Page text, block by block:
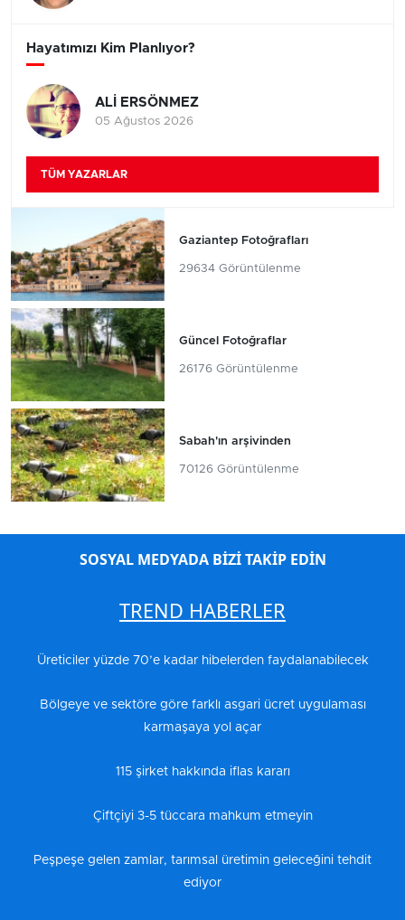
Hayatımızı Kim Planlıyor?
ALİ ERSÖNMEZ
05 Ağustos 2026
TÜM YAZARLAR
Gaziantep Fotoğrafları
29634 Görüntülenme
Güncel Fotoğraflar
26176 Görüntülenme
Sabah'ın arşivinden
70126 Görüntülenme
SOSYAL MEDYADA BİZİ TAKİP EDİN
TREND HABERLER
Üreticiler yüzde 70’e kadar hibelerden faydalanabilecek
Bölgeye ve sektöre göre farklı asgari ücret uygulaması
karmaşaya yol açar
115 şirket hakkında iflas kararı
Çiftçiyi 3-5 tüccara mahkum etmeyin
Peşpeşe gelen zamlar, tarımsal üretimin geleceğini tehdit
ediyor